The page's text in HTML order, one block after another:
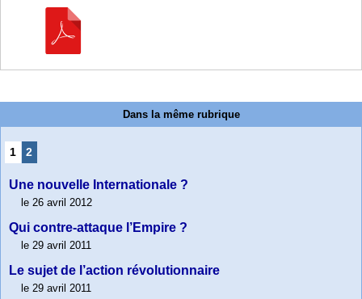
Dans la même rubrique
1 2
Une nouvelle Internationale ?
le 26 avril 2012
Qui contre-attaque l’Empire ?
le 29 avril 2011
Le sujet de l’action révolutionnaire
le 29 avril 2011